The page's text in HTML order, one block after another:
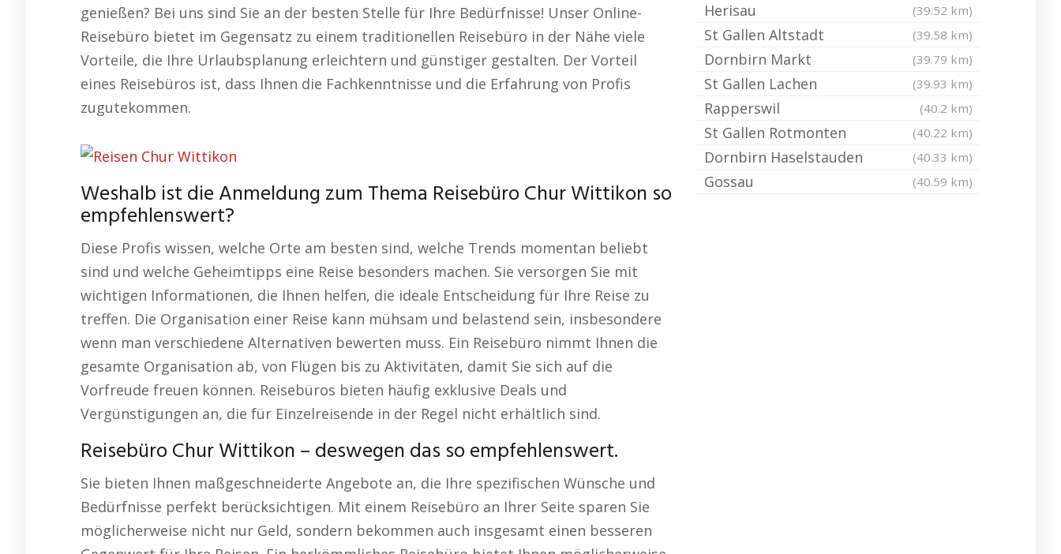
genießen? Bei uns sind Sie an der besten Stelle für Ihre Bedürfnisse! Unser Online-
Reisebüro bietet im Gegensatz zu einem traditionellen Reisebüro in der Nähe viele
Vorteile, die Ihre Urlaubsplanung erleichtern und günstiger gestalten. Der Vorteil
eines Reisebüros ist, dass Ihnen die Fachkenntnisse und die Erfahrung von Profis
zugutekommen.
Weshalb ist die Anmeldung zum Thema Reisebüro Chur Wittikon so
empfehlenswert?
Diese Profis wissen, welche Orte am besten sind, welche Trends momentan beliebt
sind und welche Geheimtipps eine Reise besonders machen. Sie versorgen Sie mit
wichtigen Informationen, die Ihnen helfen, die ideale Entscheidung für Ihre Reise zu
treffen. Die Organisation einer Reise kann mühsam und belastend sein, insbesondere
wenn man verschiedene Alternativen bewerten muss. Ein Reisebüro nimmt Ihnen die
gesamte Organisation ab, von Flügen bis zu Aktivitäten, damit Sie sich auf die
Vorfreude freuen können. Reisebüros bieten häufig exklusive Deals und
Vergünstigungen an, die für Einzelreisende in der Regel nicht erhältlich sind.
Reisebüro Chur Wittikon – deswegen das so empfehlenswert.
Sie bieten Ihnen maßgeschneiderte Angebote an, die Ihre spezifischen Wünsche und
Bedürfnisse perfekt berücksichtigen. Mit einem Reisebüro an Ihrer Seite sparen Sie
möglicherweise nicht nur Geld, sondern bekommen auch insgesamt einen besseren
Herisau (39.52 km)
St Gallen Altstadt (39.58 km)
Dornbirn Markt (39.79 km)
St Gallen Lachen (39.93 km)
Rapperswil (40.2 km)
St Gallen Rotmonten (40.22 km)
Dornbirn Haselstauden (40.33 km)
Gossau (40.59 km)